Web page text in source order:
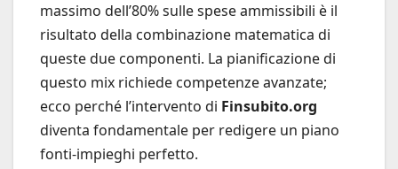
massimo dell’80% sulle spese ammissibili è il
risultato della combinazione matematica di
queste due componenti. La pianificazione di
questo mix richiede competenze avanzate;
ecco perché l’intervento di Finsubito.org
diventa fondamentale per redigere un piano
fonti-impieghi perfetto.